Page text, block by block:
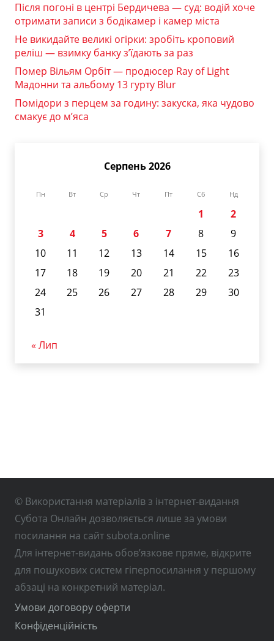
Після погоні в центрі Бердичева — суд: водій хоче
отримати записи з бодікамер і камер міста
Не викидайте великі огірки: зробіть кроповий
реліш — взимку банку з’їдають за раз
Помер Вільям Орбіт — продюсер Ray of Light
Мадонни та альбому 13 гурту Blur
Помідори з перцем за годину: закуска, яка чудово
смакує до м’яса
Серпень 2026
Пн Вт Ср Чт Пт Сб Нд
1
2
3
4 5 6 7 8
9
10
11 12 13 14 15
16
17
18 19 20 21 22
23
24
25 26 27 28 29
30
31
« Лип
© Використання матеріалів з інтернет-видання
Субота Онлайн дозволяється лише за умови
посилання на сайт subota.online
Для інтернет-видань обов’язкове пряме, відкрите
для пошукових систем гіперпосилання у першому
абзаці на конкретний матеріал.
Умови договору оферти
Конфіденційність